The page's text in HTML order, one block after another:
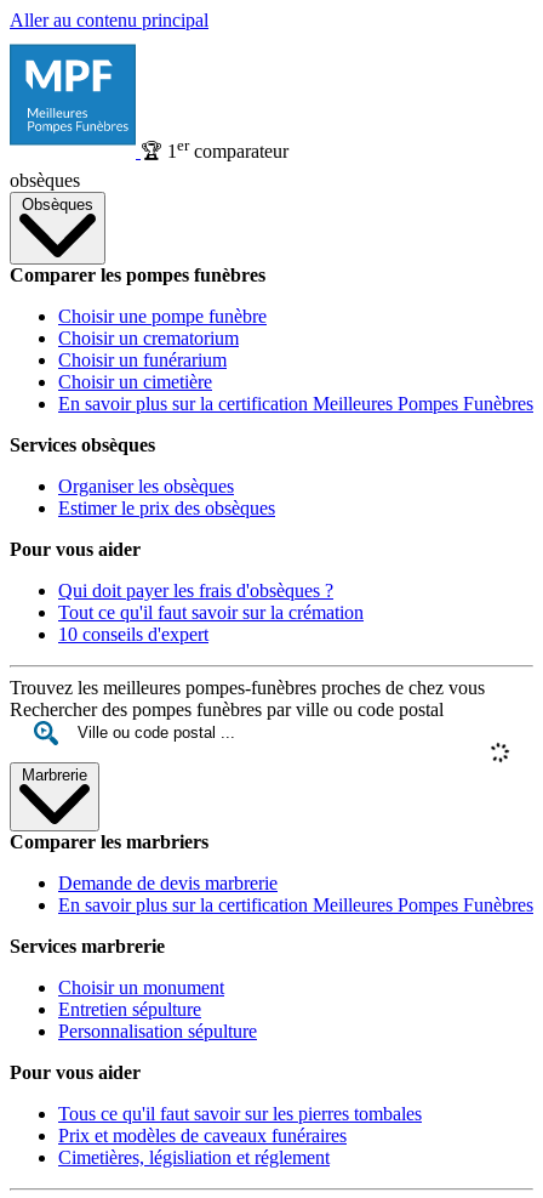
Aller au contenu principal
🏆 1 ercomparateur
obsèques
Obsèques
Comparer les pompes funèbres
Choisir une pompe funèbre
Choisir un crematorium
Choisir un funérarium
Choisir un cimetière
En savoir plus sur la certification Meilleures Pompes Funèbres
Services obsèques
Organiser les obsèques
Estimer le prix des obsèques
Pour vous aider
Qui doit payer les frais d'obsèques ?
Tout ce qu'il faut savoir sur la crémation
10 conseils d'expert
Trouvez les meilleures pompes-funèbres proches de chez vous
Rechercher des pompes funèbres par ville ou code postal
Marbrerie
Comparer les marbriers
Demande de devis marbrerie
En savoir plus sur la certification Meilleures Pompes Funèbres
Services marbrerie
Choisir un monument
Entretien sépulture
Personnalisation sépulture
Pour vous aider
Tous ce qu'il faut savoir sur les pierres tombales
Prix et modèles de caveaux funéraires
Cimetières, législiation et réglement